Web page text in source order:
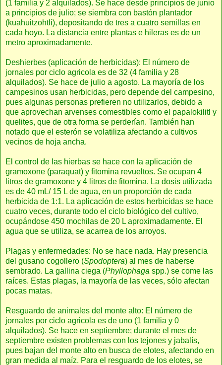
(1 familia y 2 alquilados). Se hace desde principios de junio
a principios de julio; se siembra con bastón plantador
(kuahuitzohtli), depositando de tres a cuatro semillas en
cada hoyo. La distancia entre plantas e hileras es de un
metro aproximadamente.
Deshierbes (aplicación de herbicidas): El número de
jornales por ciclo agricola es de 32 (4 familia y 28
alquilados). Se hace de julio a agosto. La mayoría de los
campesinos usan herbicidas, pero depende del campesino,
pues algunas personas prefieren no utilizarlos, debido a
que aprovechan arvenses comestibles como el papalokilitl y
quelites, que de otra forma se perderían. También han
notado que el esterón se volatiliza afectando a cultivos
vecinos de hoja ancha.
El control de las hierbas se hace con la aplicación de
gramoxone (paraquat) y fitomina revueltos. Se ocupan 4
litros de gramoxone y 4 litros de fitomina. La dosis utilizada
es de 40 mL/ 15 L de agua, en un proporción de cada
herbicida de 1:1. La aplicación de estos herbicidas se hace
cuatro veces, durante todo el ciclo biológico del cultivo,
ocupándose 450 mochilas de 20 L aproximadamente. El
agua que se utiliza, se acarrea de los arroyos.
Plagas y enfermedades: No se hace nada. Hay presencia
del gusano cogollero (Spodoptera) al mes de haberse
sembrado. La gallina ciega (Phyllophaga spp.) se come las
raíces. Estas plagas, la mayoría de las veces, sólo afectan
pocas matas.
Resguardo de animales del monte alto: El número de
jornales por ciclo agricola es de uno (1 familia y 0
alquilados). Se hace en septiembre; durante el mes de
septiembre existen problemas con los tejones y jabalís,
pues bajan del monte alto en busca de elotes, afectando en
gran medida al maíz. Para el resguardo de los elotes, se